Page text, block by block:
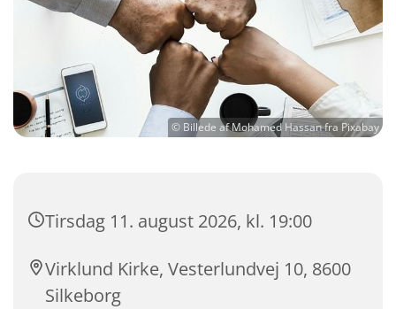
© Billede af Mohamed Hassan fra Pixabay
Tirsdag 11. august 2026, kl. 19:00
Virklund Kirke, Vesterlundvej 10, 8600
Silkeborg